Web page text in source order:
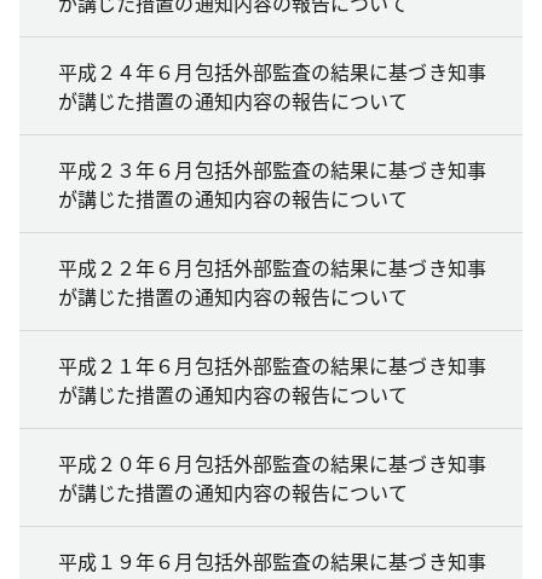
平成２４年６月包括外部監査の結果に基づき知事
が講じた措置の通知内容の報告について
平成２３年６月包括外部監査の結果に基づき知事
が講じた措置の通知内容の報告について
平成２２年６月包括外部監査の結果に基づき知事
が講じた措置の通知内容の報告について
平成２１年６月包括外部監査の結果に基づき知事
が講じた措置の通知内容の報告について
平成２０年６月包括外部監査の結果に基づき知事
が講じた措置の通知内容の報告について
平成１９年６月包括外部監査の結果に基づき知事